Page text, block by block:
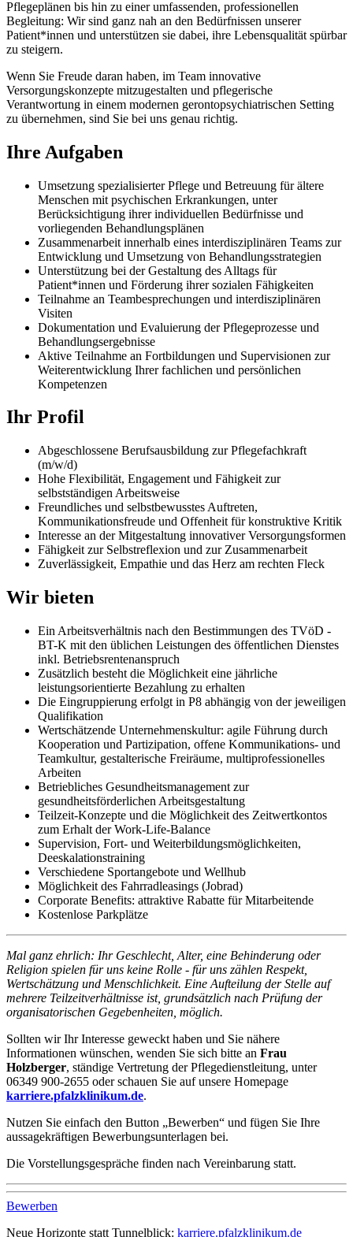
Pflegeplänen bis hin zu einer umfassenden, professionellen
Begleitung: Wir sind ganz nah an den Bedürfnissen unserer
Patient*innen und unterstützen sie dabei, ihre Lebensqualität spürbar
zu steigern.
Wenn Sie Freude daran haben, im Team innovative
Versorgungskonzepte mitzugestalten und pflegerische
Verantwortung in einem modernen gerontopsychiatrischen Setting
zu übernehmen, sind Sie bei uns genau richtig.
Ihre Aufgaben
Umsetzung spezialisierter Pflege und Betreuung für ältere
Menschen mit psychischen Erkrankungen, unter
Berücksichtigung ihrer individuellen Bedürfnisse und
vorliegenden Behandlungsplänen
Zusammenarbeit innerhalb eines interdisziplinären Teams zur
Entwicklung und Umsetzung von Behandlungsstrategien
Unterstützung bei der Gestaltung des Alltags für
Patient*innen und Förderung ihrer sozialen Fähigkeiten
Teilnahme an Teambesprechungen und interdisziplinären
Visiten
Dokumentation und Evaluierung der Pflegeprozesse und
Behandlungsergebnisse
Aktive Teilnahme an Fortbildungen und Supervisionen zur
Weiterentwicklung Ihrer fachlichen und persönlichen
Kompetenzen
Ihr Profil
Abgeschlossene Berufsausbildung zur Pflegefachkraft
(m/w/d)
Hohe Flexibilität, Engagement und Fähigkeit zur
selbstständigen Arbeitsweise
Freundliches und selbstbewusstes Auftreten,
Kommunikationsfreude und Offenheit für konstruktive Kritik
Interesse an der Mitgestaltung innovativer Versorgungsformen
Fähigkeit zur Selbstreflexion und zur Zusammenarbeit
Zuverlässigkeit, Empathie und das Herz am rechten Fleck
Wir bieten
Ein Arbeitsverhältnis nach den Bestimmungen des TVöD -
BT-K mit den üblichen Leistungen des öffentlichen Dienstes
inkl. Betriebsrentenanspruch
Zusätzlich besteht die Möglichkeit eine jährliche
leistungsorientierte Bezahlung zu erhalten
Die Eingruppierung erfolgt in P8 abhängig von der jeweiligen
Qualifikation
Wertschätzende Unternehmenskultur: agile Führung durch
Kooperation und Partizipation, offene Kommunikations- und
Teamkultur, gestalterische Freiräume, multiprofessionelles
Arbeiten
Betriebliches Gesundheitsmanagement zur
gesundheitsförderlichen Arbeitsgestaltung
Teilzeit-Konzepte und die Möglichkeit des Zeitwertkontos
zum Erhalt der Work-Life-Balance
Supervision, Fort- und Weiterbildungsmöglichkeiten,
Deeskalationstraining
Verschiedene Sportangebote und Wellhub
Möglichkeit des Fahrradleasings (Jobrad)
Corporate Benefits: attraktive Rabatte für Mitarbeitende
Kostenlose Parkplätze
Mal ganz ehrlich: Ihr Geschlecht, Alter, eine Behinderung oder
Religion spielen für uns keine Rolle - für uns zählen Respekt,
Wertschätzung und Menschlichkeit. Eine Aufteilung der Stelle auf
mehrere Teilzeitverhältnisse ist, grundsätzlich nach Prüfung der
organisatorischen Gegebenheiten, möglich.
Sollten wir Ihr Interesse geweckt haben und Sie nähere
Informationen wünschen, wenden Sie sich bitte an Frau
Holzberger, ständige Vertretung der Pflegedienstleitung, unter
06349 900-2655 oder schauen Sie auf unsere Homepage
karriere.pfalzklinikum.de.
Nutzen Sie einfach den Button „Bewerben“ und fügen Sie Ihre
aussagekräftigen Bewerbungsunterlagen bei.
Die Vorstellungsgespräche finden nach Vereinbarung statt.
Bewerben
Neue Horizonte statt Tunnelblick: karriere.pfalzklinikum.de